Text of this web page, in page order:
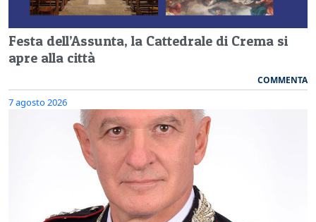
Festa dell’Assunta, la Cattedrale di Crema si
apre alla città
COMMENTA
7 agosto 2026